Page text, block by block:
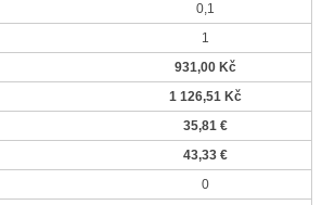
0,1
1
931,00 Kč
1 126,51 Kč
35,81 €
43,33 €
0